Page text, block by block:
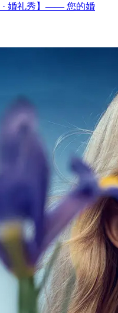
· 婚礼秀】—— 您的婚